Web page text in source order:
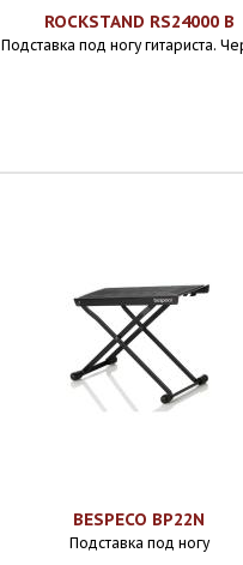
ROCKSTAND RS24000 B
Подставка под ногу гитариста.
BESPECO BP22N
Подставка под ногу